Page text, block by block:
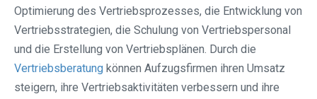
Optimierung des Vertriebsprozesses, die Entwicklung von
Vertriebsstrategien, die Schulung von Vertriebspersonal
und die Erstellung von Vertriebsplänen. Durch die
Vertriebsberatung können Aufzugsfirmen ihren Umsatz
steigern, ihre Vertriebsaktivitäten verbessern und ihre